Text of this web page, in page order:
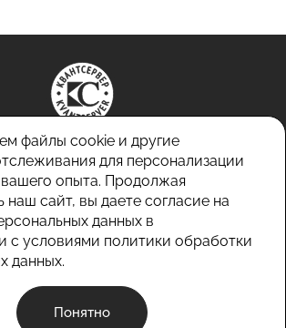
файлы cookie и другие
для персонализации
опыта. Продолжая
наш сайт, вы даете согласие на
данных в
с условиями политики обработки
данных.
Понятно
+7 (3854) 32-52-83
+7 (3854) 32-52-84
info@kvantserver.ru
2026 ООО «Квантсервер»